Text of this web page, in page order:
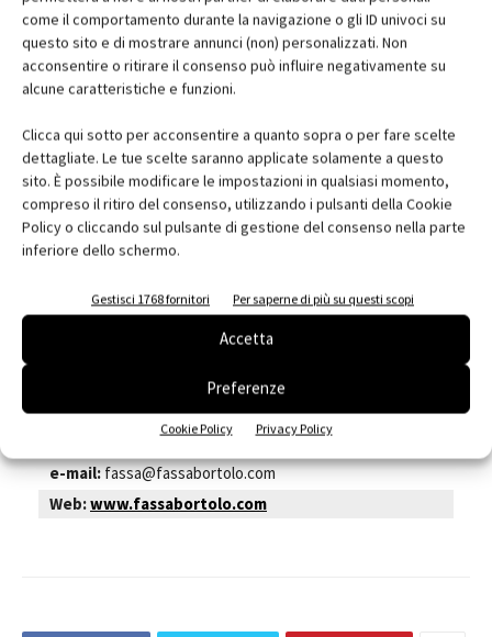
come il comportamento durante la navigazione o gli ID univoci su
questo sito e di mostrare annunci (non) personalizzati. Non
acconsentire o ritirare il consenso può influire negativamente su
alcune caratteristiche e funzioni.
Clicca qui sotto per acconsentire a quanto sopra o per fare scelte
dettagliate. Le tue scelte saranno applicate solamente a questo
sito. È possibile modificare le impostazioni in qualsiasi momento,
compreso il ritiro del consenso, utilizzando i pulsanti della Cookie
Policy o cliccando sul pulsante di gestione del consenso nella parte
inferiore dello schermo.
Gestisci 1768 fornitori Per saperne di più su questi scopi
Accetta
Preferenze
Cookie Policy Privacy Policy
Premio Internazionale Fassa Bortolo
Scheda azienda
Nome:Fassa Spa
Indirizzo:Via Lazzaris 3
Cap:31027
Telefono:0422 7222
0422 887509
e-mail:fassa@fassabortolo.com
Web:www.fassabortolo.com